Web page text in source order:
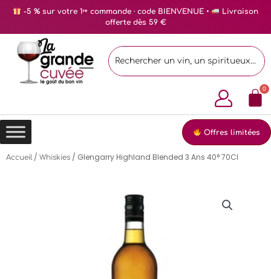
-5 % sur votre 1ʳᵉ commande · code BIENVENUE •
Livraison
offerte dès 59 €
Offres limitées
Accueil / Whiskies / Glengarry Highland Blended 3 Ans 40° 70Cl